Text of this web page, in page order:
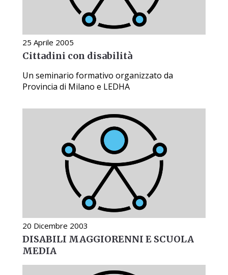
25 Aprile 2005
Cittadini con disabilità
Un seminario formativo organizzato da
Provincia di Milano e LEDHA
20 Dicembre 2003
DISABILI MAGGIORENNI E SCUOLA
MEDIA